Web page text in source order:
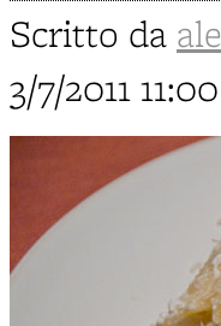
Scritto da
3/7/2011